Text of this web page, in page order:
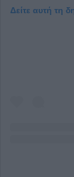
Δείτε αυτή τη